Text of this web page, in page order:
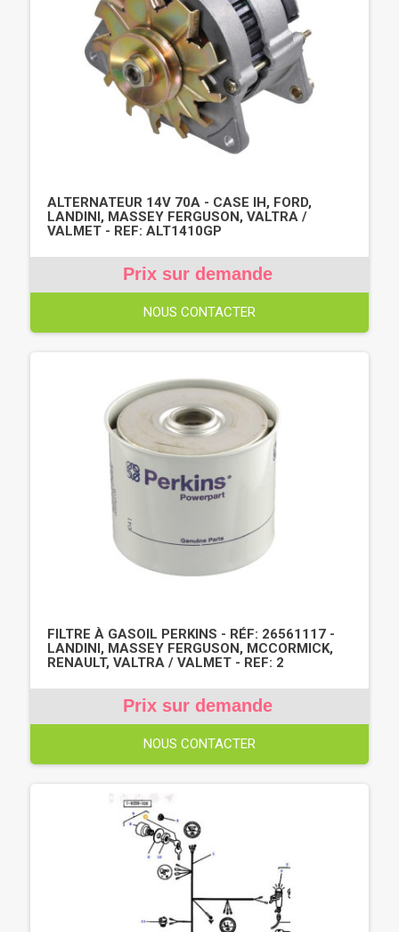
ALTERNATEUR 14V 70A - CASE IH, FORD,
LANDINI, MASSEY FERGUSON, VALTRA /
VALMET - REF: ALT1410GP
Prix sur demande
NOUS CONTACTER
FILTRE À GASOIL PERKINS - RÉF: 26561117 -
LANDINI, MASSEY FERGUSON, MCCORMICK,
RENAULT, VALTRA / VALMET - REF: 2
Prix sur demande
NOUS CONTACTER